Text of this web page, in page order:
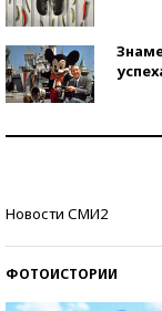
Новости СМИ2
ФОТОИСТОРИИ